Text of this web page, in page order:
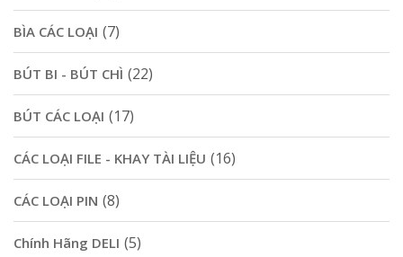
BÌA CÁC LOẠI (7)
BÚT BI - BÚT CHÌ (22)
BÚT CÁC LOẠI (17)
CÁC LOẠI FILE - KHAY TÀI LIỆU (16)
CÁC LOẠI PIN (8)
Chính Hãng DELI (5)